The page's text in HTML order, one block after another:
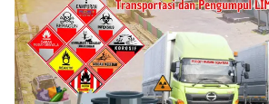
WordPress.org